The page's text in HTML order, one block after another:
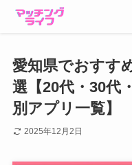
愛知県でおすす
選【20代・30代
別アプリ一覧】
2025年12月2日